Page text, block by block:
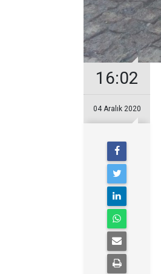
16:02
04 Aralık 2020